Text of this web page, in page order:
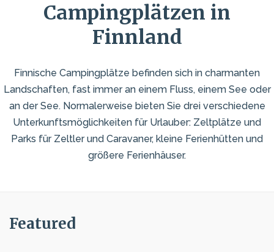
Campingplätzen in
Finnland
Finnische Campingplätze befinden sich in charmanten
Landschaften, fast immer an einem Fluss, einem See oder
an der See. Normalerweise bieten Sie drei verschiedene
Unterkunftsmöglichkeiten für Urlauber: Zeltplätze und
Parks für Zeltler und Caravaner, kleine Ferienhütten und
größere Ferienhäuser.
Featured